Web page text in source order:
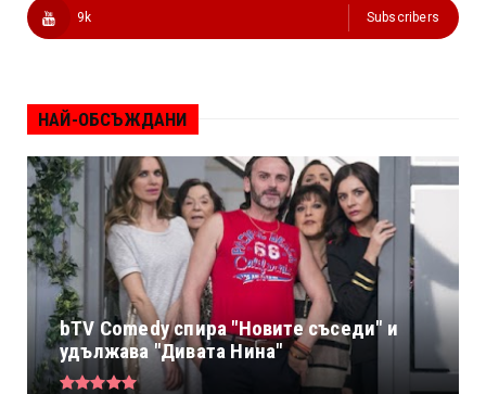
9k Subscribers
НАЙ-ОБСЪЖДАНИ
bTV Comedy спира "Новите съседи" и
удължава "Дивата Нина"